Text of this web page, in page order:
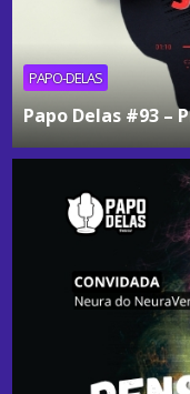
PAPO-DELAS
Papo Delas #93 –